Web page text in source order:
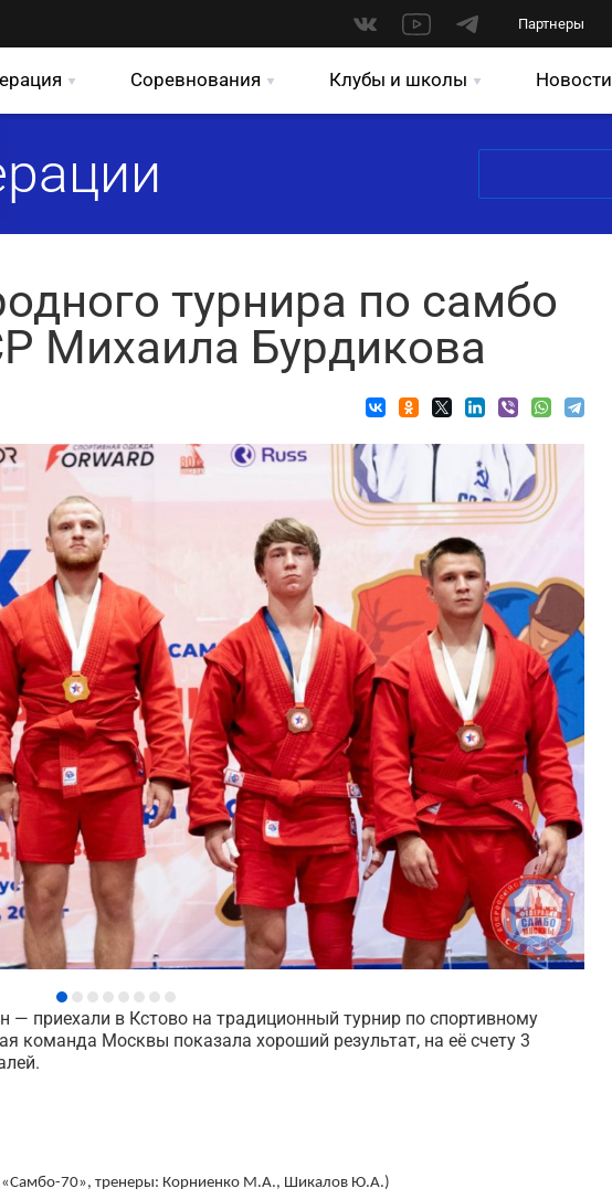
Партнеры
Соревнования Клубы и школы Новости
турнира по самбо
Михаила Бурдикова
приехали в Кстово на традиционный турнир по спортивному
команда Москвы показала хороший результат, на её счету 3
70», тренеры: Корниенко М.А., Шикалов Ю.А.)